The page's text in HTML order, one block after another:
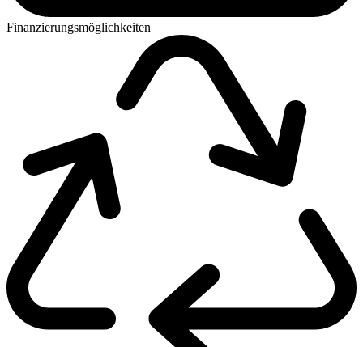
Finanzierungsmöglichkeiten